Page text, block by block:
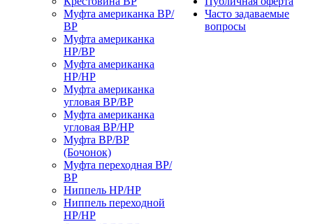
Муфта американка ВР/
ВР
Муфта американка
НР/ВР
Муфта американка
НР/НР
Муфта американка
угловая ВР/ВР
Муфта американка
угловая ВР/НР
Муфта ВР/ВР
(Бочонок)
Муфта переходная ВР/
ВР
Ниппель НР/НР
Ниппель переходной
НР/НР
Часто задаваемые
вопросы